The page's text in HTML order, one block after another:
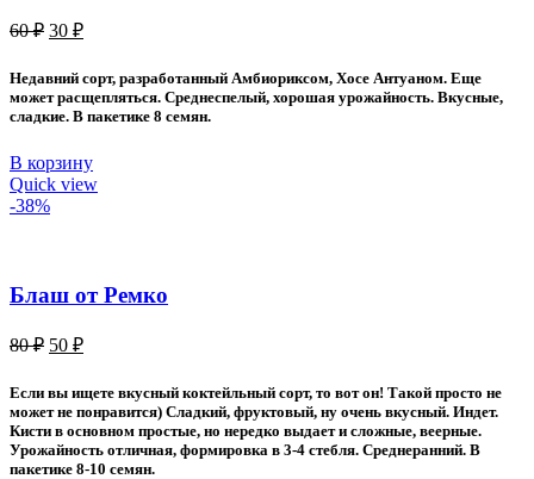
60₽ Первоначальная
составляла
60 ₽.
30 ₽Текущая
30 ₽.
Недавний сорт, разработанный Амбиориксом, Хосе Антуаном. Еще
может расщепляться. Среднеспелый, хорошая урожайность. Вкусные,
сладкие. В пакетике 8 семян.
В корзину
Quick view
-38%
Блаш от Ремко
80₽ Первоначальная
80 ₽.
50 ₽Текущая
50 ₽.
Если вы ищете вкусный коктейльный сорт, то вот он! Такой просто не
может не понравится) Сладкий, фруктовый, ну очень вкусный. Индет.
Кисти в основном простые, но нередко выдает и сложные, веерные.
Урожайность отличная, формировка в 3-4 стебля. Среднеранний. В
пакетике 8-10 семян.